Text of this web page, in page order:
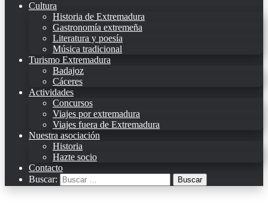
Cultura
Historia de Extremadura
Gastronomía extremeña
Literatura y poesía
Música tradicional
Turismo Extremadura
Badajoz
Cáceres
Actividades
Concursos
Viajes por extremadura
Viajes fuera de Extremadura
Nuestra asociación
Historia
Hazte socio
Contacto
Buscar: